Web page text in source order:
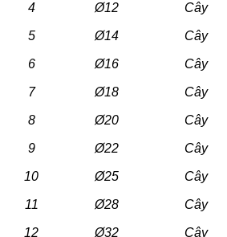
4 Ø12 Cây
5 Ø14 Cây
6 Ø16 Cây
7 Ø18 Cây
8 Ø20 Cây
9 Ø22 Cây
10 Ø25 Cây
11 Ø28 Cây
12 Ø32 Cây